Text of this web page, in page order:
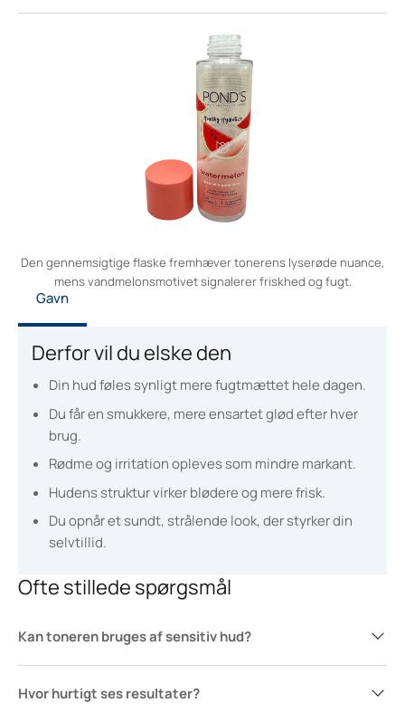
Den gennemsigtige flaske fremhæver tonerens lyserøde nuance,
mens vandmelonsmotivet signalerer friskhed og fugt.
Gavn
Derfor vil du elske den
Din hud føles synligt mere fugtmættet hele dagen.
Du får en smukkere, mere ensartet glød efter hver
brug.
Rødme og irritation opleves som mindre markant.
Hudens struktur virker blødere og mere frisk.
Du opnår et sundt, strålende look, der styrker din
selvtillid.
Ofte stillede spørgsmål
Kan toneren bruges af sensitiv hud?
Hvor hurtigt ses resultater?